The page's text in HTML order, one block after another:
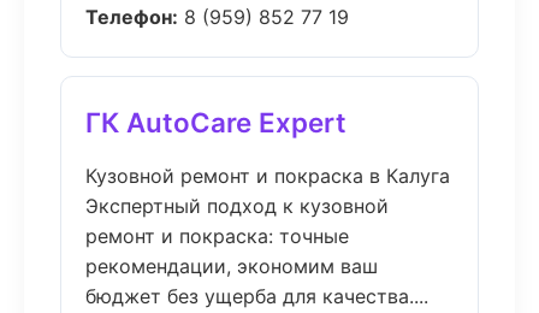
Телефон: 8 (959) 852 77 19
ГК AutoCare Expert
Кузовной ремонт и покраска в Калуга
Экспертный подход к кузовной
ремонт и покраска: точные
рекомендации, экономим ваш
бюджет без ущерба для качества....